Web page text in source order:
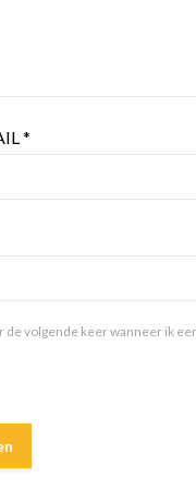
*
volgende keer wanneer ik